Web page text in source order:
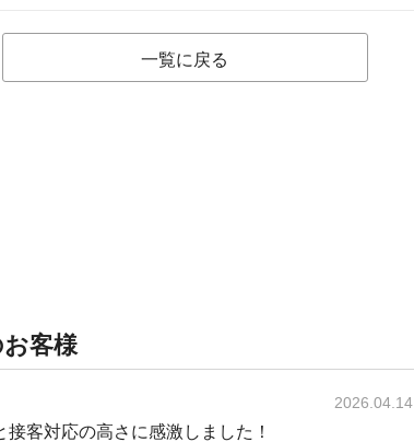
一覧に戻る
客様
2026.04.14
接客対応の高さに感激しました！